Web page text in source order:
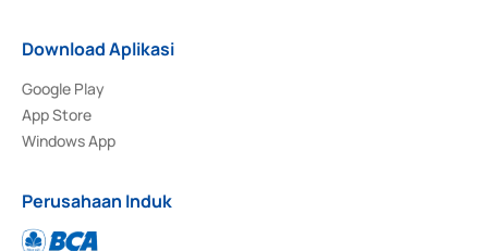
Download Aplikasi
Google Play
App Store
Windows App
Perusahaan Induk